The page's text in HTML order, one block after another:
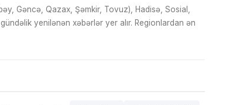
Gəncə, Qazax, Şəmkir, Tovuz), Hadisə, Sosial,
yenilənən xəbərlər yer alır. Regionlardan ən